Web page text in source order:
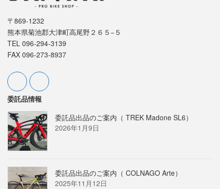
〒869-1232
熊本県菊池郡大津町高尾野２６５−５
TEL 096-294-3139
FAX 096-273-8937
委託品情報
委託品出品のご案内（ TREK Madone SL6）
2026年1月9日
委託品出品のご案内（ COLNAGO Arte）
2025年11月12日